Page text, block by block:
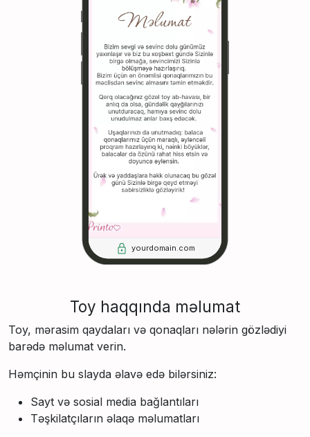
yourdomain.com
Toy haqqında məlumat
Toy, mərasim qaydaları və qonaqları nələrin gözlədiyi
barədə məlumat verin.
Həmçinin bu slayda əlavə edə bilərsiniz:
Sayt və sosial media bağlantıları
Təşkilatçıların əlaqə məlumatları